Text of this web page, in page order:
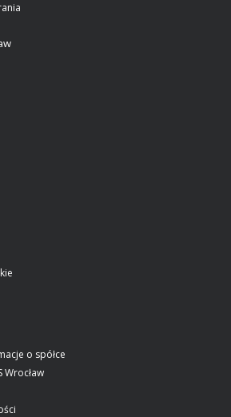
o spółce
Wrocław